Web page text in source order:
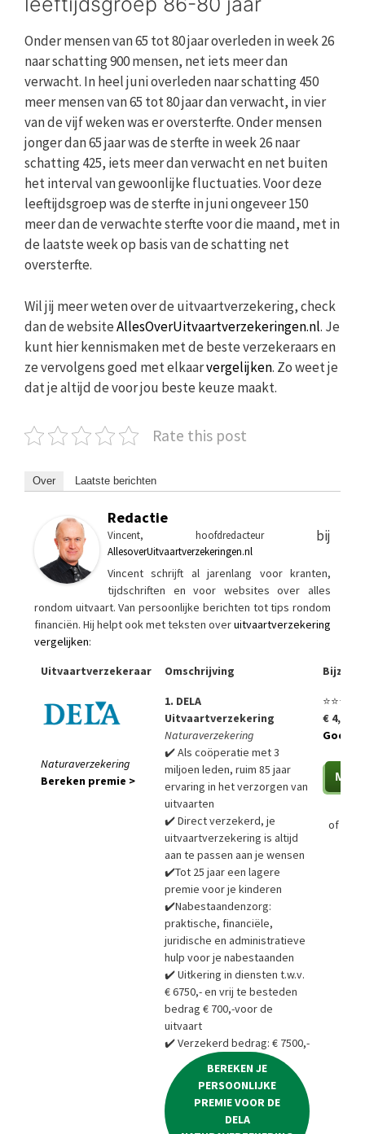
Onder mensen van 65 tot 80 jaar overleden in week 26
naar schatting 900 mensen, net iets meer dan
verwacht. In heel juni overleden naar schatting 450
meer mensen van 65 tot 80 jaar dan verwacht, in vier
van de vijf weken was er oversterfte. Onder mensen
jonger dan 65 jaar was de sterfte in week 26 naar
schatting 425, iets meer dan verwacht en net buiten
het interval van gewoonlijke fluctuaties. Voor deze
leeftijdsgroep was de sterfte in juni ongeveer 150
meer dan de verwachte sterfte voor die maand, met in
de laatste week op basis van de schatting net
oversterfte.
Wil jij meer weten over de uitvaartverzekering, check
dan de websiteAllesOverUitvaartverzekeringen.nl. Je
kunt hier kennismaken met de beste verzekeraars en
ze vervolgens goed met elkaarvergelijken. Zo weet je
dat je altijd de voor jou beste keuze maakt.
Rate this post
Over Laatste berichten
Redactie
Vincent, hoofdredacteurbij
AllesoverUitvaartverzekeringen.nl
Vincent schrijft al jarenlang voor kranten,
tijdschriften en voor websites over alles
rondom uitvaart. Van persoonlijke berichten tot tips rondom
financiën. Hij helpt ook met teksten overuitvaartverzekering
vergelijken:
Uitvaartverzekeraar
Omschrijving
Naturaverzekering
Bereken premie >
1. DELA
Uitvaartverzekering
Naturaverzekering
✔️ Als coöperatie met 3
miljoen leden, ruim 85 jaar
ervaring in het verzorgen van
uitvaarten
✔️ Direct verzekerd, je
uitvaartverzekering is altijd
aan te passen aan je wensen
✔️Tot 25 jaar een lagere
premie voor je kinderen
✔️Nabestaandenzorg:
praktische, financiële,
juridische en administratieve
hulp voor je nabestaanden
✔️ Uitkering in diensten t.w.v.
€ 6750,- en vrij te besteden
bedrag € 700,-voor de
uitvaart
✔️ Verzekerd bedrag: € 7500,-
BEREKEN JE
PERSOONLIJKE
PREMIE VOOR DE
DELA
⭐⭐⭐⭐⭐
€ 4,99
of